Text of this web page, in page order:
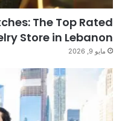
The Top Rated
Store in Lebanon
مايو 9, 2026